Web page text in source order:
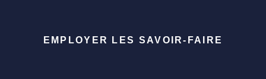
EMPLOYER LES SAVOIR-FAIRE